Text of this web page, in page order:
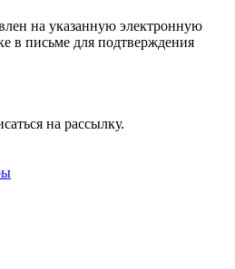
на указанную электронную
в письме для подтверждения
на рассылку.